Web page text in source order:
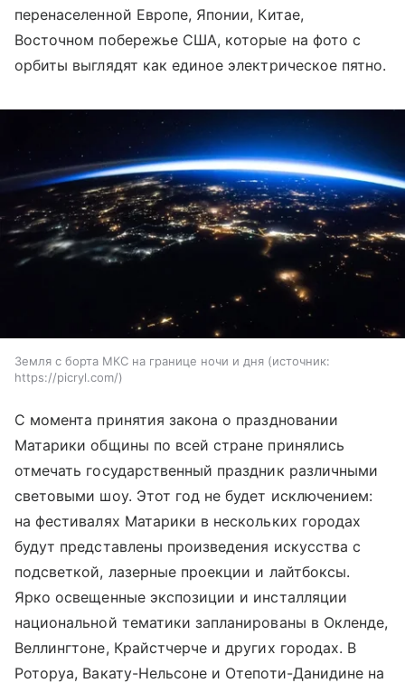
перенаселенной Европе, Японии, Китае,
Восточном побережье США, которые на фото с
орбиты выглядят как единое электрическое пятно.
Земля с борта МКС на границе ночи и дня
источник:
https://picryl.com/
С момента принятия закона о праздновании
Матарики общины по всей стране принялись
отмечать государственный праздник различными
световыми шоу. Этот год не будет исключением:
на фестивалях Матарики в нескольких городах
будут представлены произведения искусства с
подсветкой, лазерные проекции и лайтбоксы.
Ярко освещенные экспозиции и инсталляции
национальной тематики запланированы в Окленде,
Веллингтоне, Крайстчерче и других городах. В
Роторуа, Вакату-Нельсоне и Отепоти-Данидине на